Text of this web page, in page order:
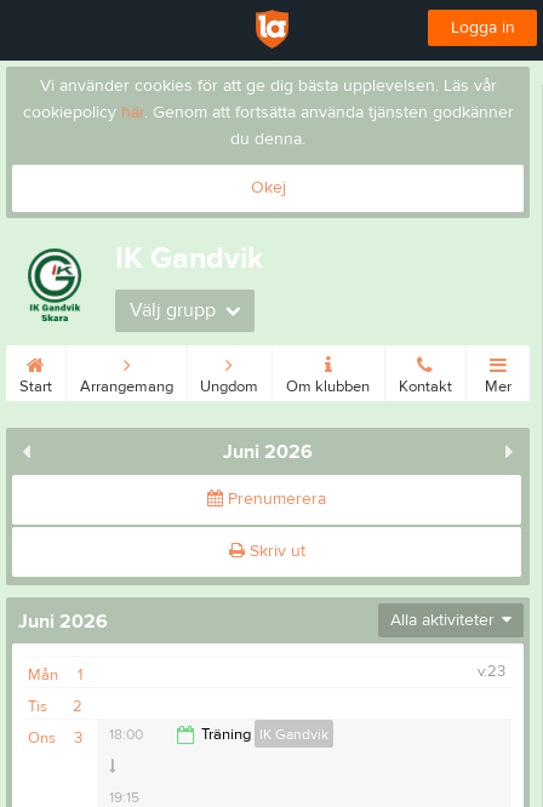
Logga in
Vi använder cookies för att ge dig bästa upplevelsen. Läs vår
cookiepolicy här. Genom att fortsätta använda tjänsten godkänner
du denna.
Okej
IK Gandvik
Välj grupp
Start Arrangemang Ungdom Om klubben Kontakt Mer
Juni 2026
Prenumerera
Skriv ut
Juni 2026 Alla aktiviteter
1
Mån
v.23
2
Tis
3
Ons 18:00 Träning IK Gandvik
19:15